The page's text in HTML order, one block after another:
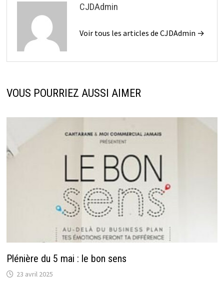
CJDAdmin
Voir tous les articles de CJDAdmin →
VOUS POURRIEZ AUSSI AIMER
Plénière du 5 mai : le bon sens
23 avril 2025